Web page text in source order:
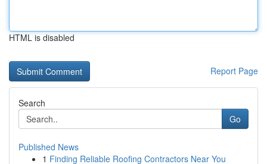
HTML is disabled
Report Page
Search
Go
Published News
1 Finding Reliable Roofing Contractors Near You